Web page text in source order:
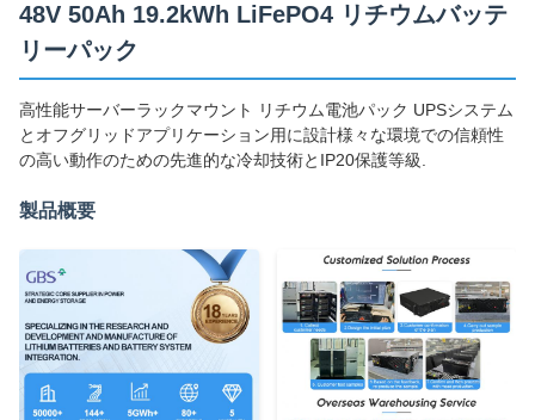
48V 50Ah 19.2kWh LiFePO4 リチウムバッテ
リーパック
高性能サーバーラックマウント リチウム電池パック UPSシステム
とオフグリッドアプリケーション用に設計様々な環境での信頼性
の高い動作のための先進的な冷却技術とIP20保護等級.
製品概要